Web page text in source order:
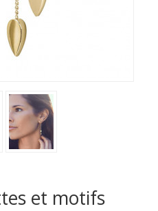
et motifs